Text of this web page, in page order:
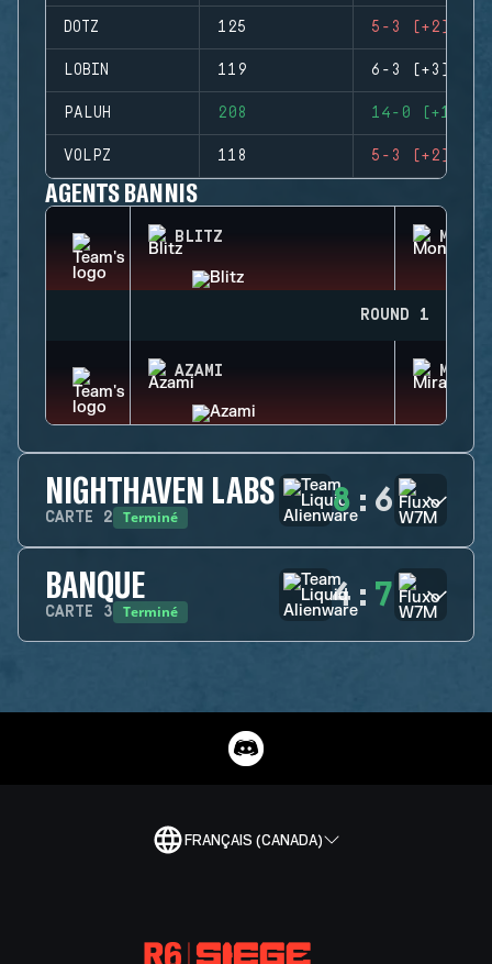
DOTZ 125 5-3 (+2)
LOBIN 119 6-3 (+3)
PALUH 208 14-0 (+14)
VOLPZ 118 5-3 (+2)
AGENTS BANNIS
BLITZ
ROUND 1
AZAMI MIRA
NIGHTHAVEN LABS
CARTE 2 Terminé 8 : 6
BANQUE
CARTE 3 Terminé 4 : 7
FRANÇAIS (CANADA)